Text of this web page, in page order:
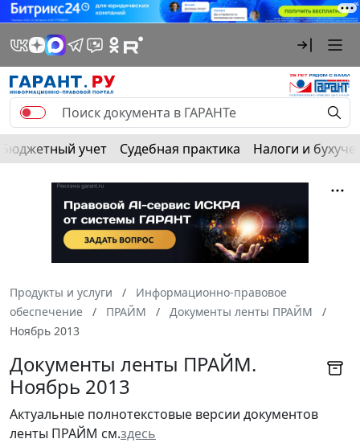
Бюджетный учет Судебная практика Налоги и
Продукты и услуги
Информационно-правовое
обеспечение
ПРАЙМ
Документы ленты ПРАЙМ
Ноябрь 2013
Документы ленты ПРАЙМ.
Ноябрь 2013
Актуальные полнотекстовые версии документов
ленты ПРАЙМ см.здесь